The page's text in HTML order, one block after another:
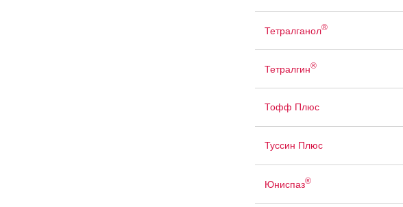
Тетралганол®
Тетралгин®
Тофф Плюс
Туссин Плюс
Юниспаз®